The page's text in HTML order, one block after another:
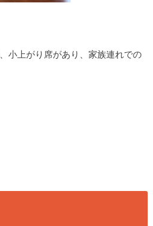
小上がり席があり、家族連れでの